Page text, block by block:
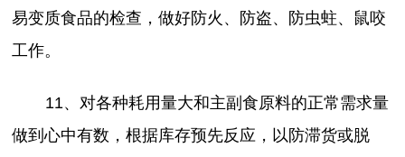
易变质食品的检查，做好防火、防盗、防虫蛀、鼠咬
工作。
11、对各种耗用量大和主副食原料的正常需求量
做到心中有数，根据库存预先反应，以防滞货或脱